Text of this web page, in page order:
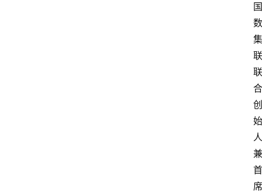
国
数
集
联
联
合
创
始
人
兼
首
席